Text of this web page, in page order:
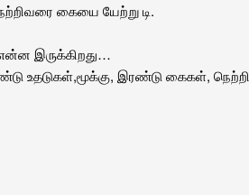
கையை யேற்று டி.
இருக்கிறது…
உதடுகள்,மூக்கு, இரண்டு கைகள், நெற்றி